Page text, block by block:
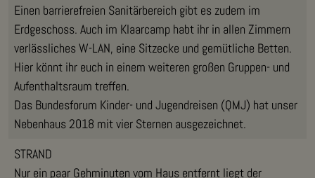
Einen barrierefreien Sanitärbereich gibt es zudem im
Erdgeschoss. Auch im Klaarcamp habt ihr in allen Zimmern
verlässliches W-LAN, eine Sitzecke und gemütliche Betten.
Hier könnt ihr euch in einem weiteren großen Gruppen- und
Aufenthaltsraum treffen.
Das Bundesforum Kinder- und Jugendreisen (QMJ) hat unser
Nebenhaus 2018 mit vier Sternen ausgezeichnet.
STRAND
Nur ein paar Gehminuten vom Haus entfernt liegt der